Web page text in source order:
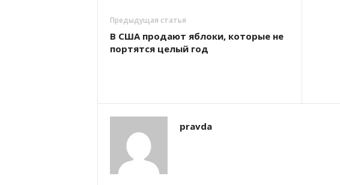
Предыдущая статья
В США продают яблоки, которые не
портятся целый год
pravda